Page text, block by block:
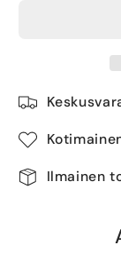
Ilmainen